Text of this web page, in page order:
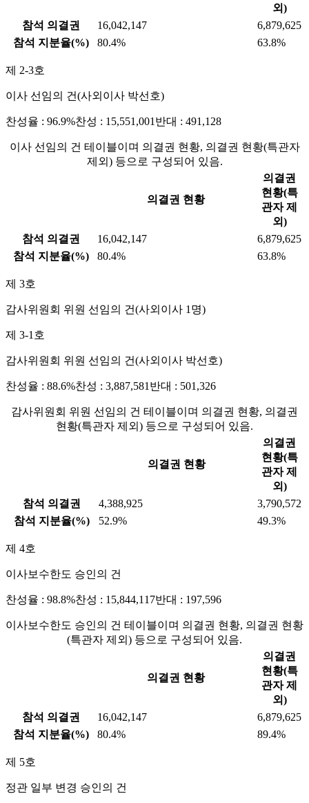
외)
참석 의결권
16,042,147
6,879,625
참석 지분율(%)
80.4% 63.8%
제 2-3호
이사 선임의 건(사외이사 박선호)
찬성율 : 96.9%찬성 : 15,551,001 반대 : 491,128
이사 선임의 건 테이블이며 의결권 현황, 의결권 현황(특관자
제외) 등으로 구성되어 있음.
의결권 현황
의결권
현황(특
관자 제
외)
참석 의결권
16,042,147
6,879,625
참석 지분율(%)
80.4% 63.8%
제 3호
감사위원회 위원 선임의 건(사외이사 1명)
제 3-1호
감사위원회 위원 선임의 건(사외이사 박선호)
찬성율 : 88.6%찬성 : 3,887,581 반대 : 501,326
감사위원회 위원 선임의 건 테이블이며 의결권 현황, 의결권
현황(특관자 제외) 등으로 구성되어 있음.
의결권 현황
의결권
현황(특
관자 제
외)
참석 의결권
4,388,925
3,790,572
참석 지분율(%)
52.9% 49.3%
제 4호
이사보수한도 승인의 건
찬성율 : 98.8%찬성 : 15,844,117반대 : 197,596
이사보수한도 승인의 건 테이블이며 의결권 현황, 의결권 현황
(특관자 제외) 등으로 구성되어 있음.
의결권 현황
의결권
현황(특
관자 제
외)
참석 의결권
16,042,147
6,879,625
참석 지분율(%)
80.4% 89.4%
제 5호
정관 일부 변경 승인의 건